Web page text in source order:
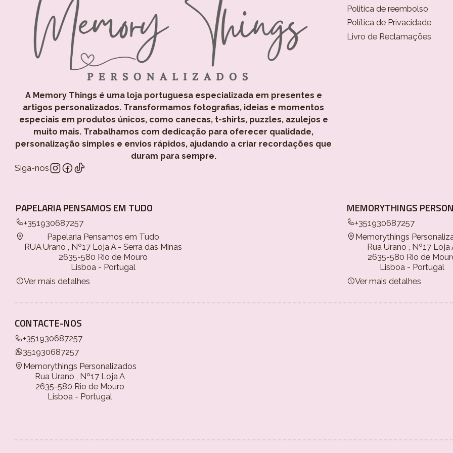
A Memory Things é uma loja portuguesa especializada em presentes e
artigos personalizados. Transformamos fotografias, ideias e momentos
especiais em produtos únicos, como canecas, t-shirts, puzzles, azulejos e
muito mais. Trabalhamos com dedicação para oferecer qualidade,
personalização simples e envios rápidos, ajudando a criar recordações que
duram para sempre.
Siga-nos
Politica de reembolso
Política de Privacidade
Livro de Reclamações
PAPELARIA PENSAMOS EM TUDO
+351930687257
Papelaria Pensamos em Tudo
RUA Urano , Nº17 Loja A - Serra das Minas
2635-580 Rio de Mouro
Lisboa - Portugal
Ver mais detalhes
MEMORYTHINGS
+351930687257
Memorythings
Rua Urano , Nº17 Loja
2635-580 Rio de
Lisboa - Portugal
Ver mais detalhes
CONTACTE-NOS
+351930687257
351930687257
Memorythings Personalizados
Rua Urano , Nº17 Loja A
2635-580 Rio de Mouro
Lisboa - Portugal